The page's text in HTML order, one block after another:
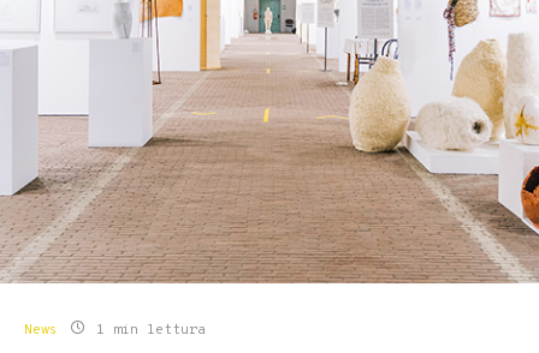
News 1 min lettura